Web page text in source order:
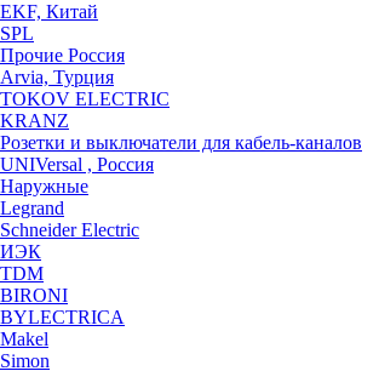
EKF, Китай
SPL
Прочие Россия
Arvia, Турция
TOKOV ELECTRIC
KRANZ
Розетки и выключатели для кабель-каналов
UNIVersal , Россия
Наружные
Legrand
Schneider Electric
ИЭК
TDM
BIRONI
BYLECTRICA
Makel
Simon